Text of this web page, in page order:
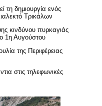
τη δημιουργία ενός
Τρικάλων
κινδύνου πυρκαγιάς
1η Αυγούστου
της Περιφέρειας
στις τηλεφωνικές